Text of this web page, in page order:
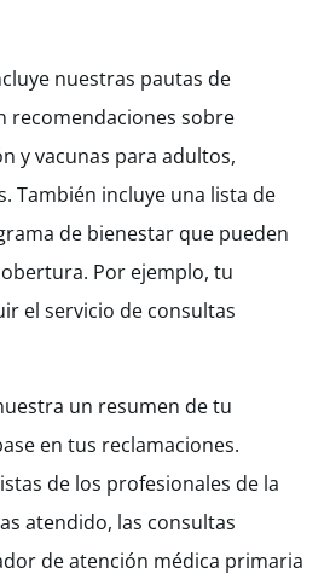
nuestras pautas de
recomendaciones sobre
y vacunas para adultos,
También incluye una lista de
de bienestar que pueden
Por ejemplo, tu
el servicio de consultas
un resumen de tu
en tus reclamaciones.
de los profesionales de la
atendido, las consultas
de atención médica primaria